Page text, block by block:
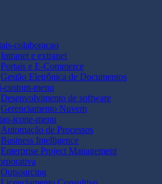
Intranet e extranet
Portais e E-Commerce
Gestão Eletrônica de Documentos
Desenvolvimento de software
Gerenciamento Nuvem
Automação de Processos
Business Intelligence
Enterprise Project Management
Outsourcing